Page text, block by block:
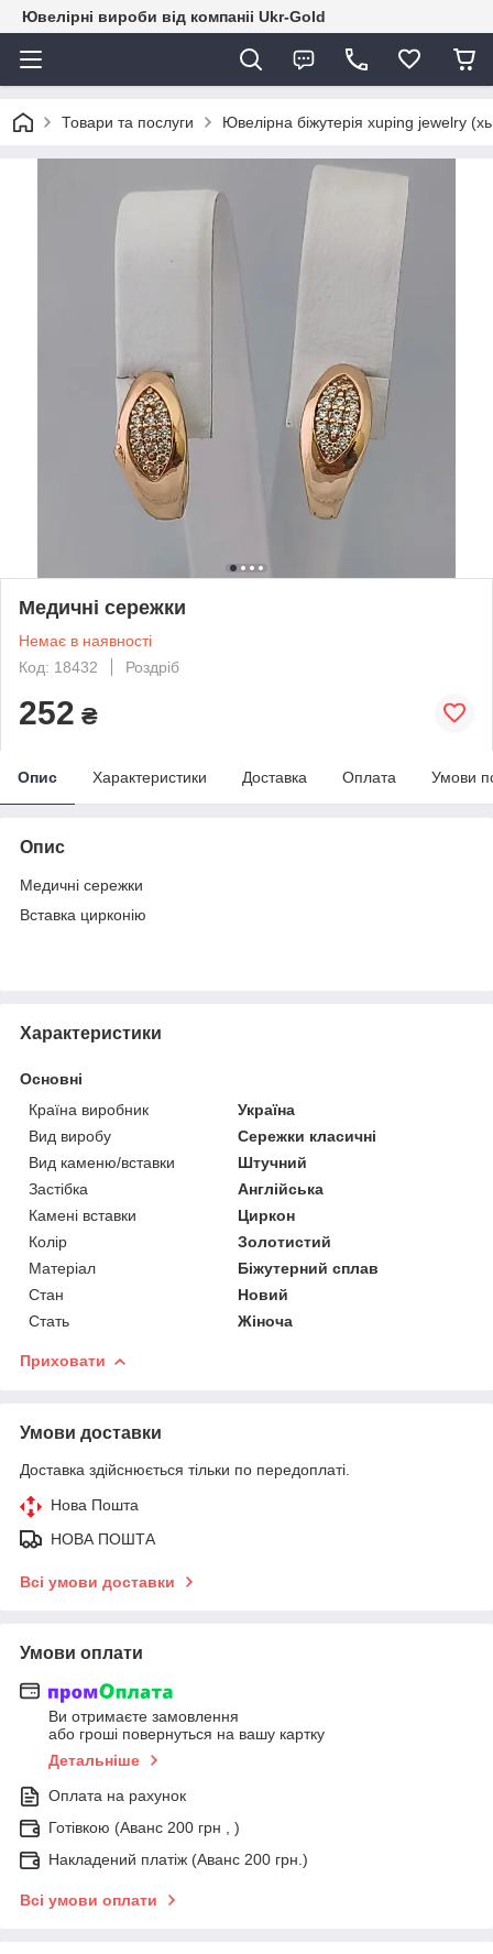
Ювелірні вироби від компаніі Ukr-Gold
Товари та послуги Ювелірна біжутерія xuping jewelry
Медичні сережки
Немає в наявності
Код: 18432
Роздріб
252 ₴
Опис Характеристики Доставка Оплата Умови
Опис
Медичні сережки
Вставка цирконію
Характеристики
Основні
Країна виробник
Україна
Вид виробу
Сережки класичні
Вид каменю/вставки
Штучний
Застібка
Англійська
Камені вставки
Циркон
Колір
Золотистий
Матеріал
Біжутерний сплав
Стан
Новий
Стать
Жіноча
Приховати
Умови доставки
Доставка здійснюється тільки по передоплаті.
Нова Пошта
НОВА ПОШТА
Всі умови доставки
Умови оплати
Ви отримаєте замовлення
або гроші повернуться на вашу картку
Детальніше
Оплата на рахунок
Готівкою (Аванс 200 грн , )
Накладений платіж (Аванс 200 грн.)
Всі умови оплати